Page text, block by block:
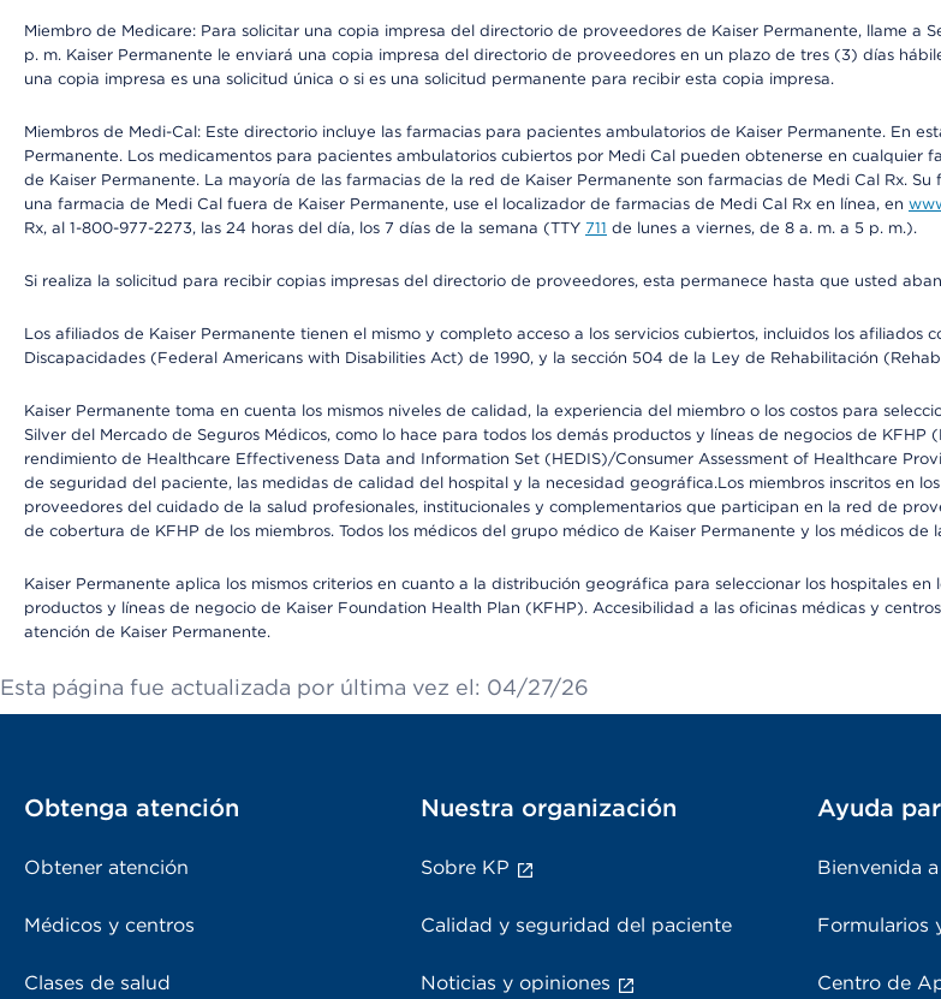
Miembro de Medicare: Para solicitar una copia impresa del directorio de proveedores de Kaiser Permanente, llame a
p. m. Kaiser Permanente le enviará una copia impresa del directorio de proveedores en un plazo de tres (3) días
una copia impresa es una solicitud única o si es una solicitud permanente para recibir esta copia impresa.
Miembros de Medi-Cal: Este directorio incluye las farmacias para pacientes ambulatorios de Kaiser Permanente. En
Permanente. Los medicamentos para pacientes ambulatorios cubiertos por Medi Cal pueden obtenerse en cualquier
de Kaiser Permanente. La mayoría de las farmacias de la red de Kaiser Permanente son farmacias de Medi Cal Rx.
una farmacia de Medi Cal fuera de Kaiser Permanente, use el localizador de farmacias de Medi Cal Rx en línea, en
Rx, al 1-800-977-2273, las 24 horas del día, los 7 días de la semana (TTY 711 de lunes a viernes, de 8 a. m. a 5 p. m.).
Si realiza la solicitud para recibir copias impresas del directorio de proveedores, esta permanece hasta que usted
Los afiliados de Kaiser Permanente tienen el mismo y completo acceso a los servicios cubiertos, incluidos los
Discapacidades (Federal Americans with Disabilities Act) de 1990, y la sección 504 de la Ley de Rehabilitación
Kaiser Permanente toma en cuenta los mismos niveles de calidad, la experiencia del miembro o los costos para
Silver del Mercado de Seguros Médicos, como lo hace para todos los demás productos y líneas de negocios de
rendimiento de Healthcare Effectiveness Data and Information Set (HEDIS)/Consumer Assessment of Healthcare
de seguridad del paciente, las medidas de calidad del hospital y la necesidad geográfica.Los miembros inscritos en
proveedores del cuidado de la salud profesionales, institucionales y complementarios que participan en la red de
de cobertura de KFHP de los miembros. Todos los médicos del grupo médico de Kaiser Permanente y los médicos
Kaiser Permanente aplica los mismos criterios en cuanto a la distribución geográfica para seleccionar los hospitales
productos y líneas de negocio de Kaiser Foundation Health Plan (KFHP). Accesibilidad a las oficinas médicas y
atención de Kaiser Permanente.
Esta página fue actualizada por última vez el: 04/27/26
Obtenga atención
Obtener atención
Médicos y centros
Clases de salud
Nuestra organización
Sobre KP
Calidad y seguridad del paciente
Noticias y opiniones
Ayuda
Bienvenida
Formularios
Centro de